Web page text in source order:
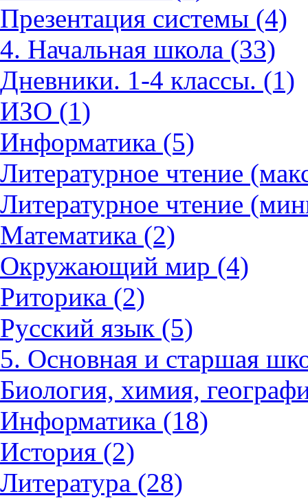
Презентация системы (4)
4. Начальная школа (33)
Дневники. 1-4 классы. (1)
ИЗО (1)
Информатика (5)
Литературное чтение
Литературное чтение
Математика (2)
Окружающий мир (4)
Риторика (2)
Русский язык (5)
5. Основная и старшая
Биология, химия,
Информатика (18)
История (2)
Литература (28)